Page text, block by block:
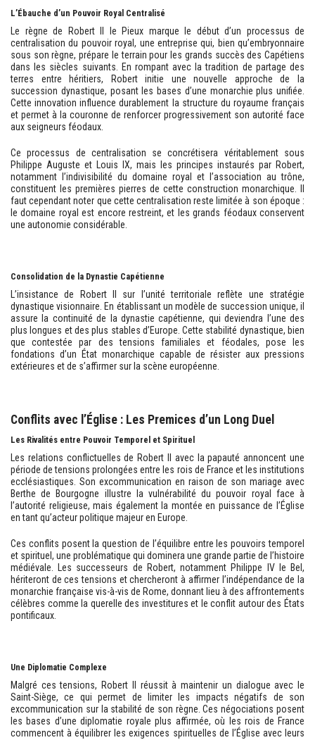
L’Ébauche d’un Pouvoir Royal Centralisé
Le règne de Robert II le Pieux marque le début d’un processus de
centralisation du pouvoir royal, une entreprise qui, bien qu’embryonnaire
sous son règne, prépare le terrain pour les grands succès des Capétiens
dans les siècles suivants. En rompant avec la tradition de partage des
terres entre héritiers, Robert initie une nouvelle approche de la
succession dynastique, posant les bases d’une monarchie plus unifiée.
Cette innovation influence durablement la structure du royaume français
et permet à la couronne de renforcer progressivement son autorité face
aux seigneurs féodaux.
Ce processus de centralisation se concrétisera véritablement sous
Philippe Auguste et Louis IX, mais les principes instaurés par Robert,
notamment l’indivisibilité du domaine royal et l’association au trône,
constituent les premières pierres de cette construction monarchique. Il
faut cependant noter que cette centralisation reste limitée à son époque :
le domaine royal est encore restreint, et les grands féodaux conservent
une autonomie considérable.
Consolidation de la Dynastie Capétienne
L’insistance de Robert II sur l’unité territoriale reflète une stratégie
dynastique visionnaire. En établissant un modèle de succession unique, il
assure la continuité de la dynastie capétienne, qui deviendra l’une des
plus longues et des plus stables d’Europe. Cette stabilité dynastique, bien
que contestée par des tensions familiales et féodales, pose les
fondations d’un État monarchique capable de résister aux pressions
extérieures et de s’affirmer sur la scène européenne.
Conflits avec l’Église : Les Premices d’un Long Duel
Les Rivalités entre Pouvoir Temporel et Spirituel
Les relations conflictuelles de Robert II avec la papauté annoncent une
période de tensions prolongées entre les rois de France et les institutions
ecclésiastiques. Son excommunication en raison de son mariage avec
Berthe de Bourgogne illustre la vulnérabilité du pouvoir royal face à
l’autorité religieuse, mais également la montée en puissance de l’Église
en tant qu’acteur politique majeur en Europe.
Ces conflits posent la question de l’équilibre entre les pouvoirs temporel
et spirituel, une problématique qui dominera une grande partie de l’histoire
médiévale. Les successeurs de Robert, notamment Philippe IV le Bel,
hériteront de ces tensions et chercheront à affirmer l’indépendance de la
monarchie française vis-à-vis de Rome, donnant lieu à des affrontements
célèbres comme la querelle des investitures et le conflit autour des États
pontificaux.
Une Diplomatie Complexe
Malgré ces tensions, Robert II réussit à maintenir un dialogue avec le
Saint-Siège, ce qui permet de limiter les impacts négatifs de son
excommunication sur la stabilité de son règne. Ces négociations posent
les bases d’une diplomatie royale plus affirmée, où les rois de France
commencent à équilibrer les exigences spirituelles de l’Église avec leurs